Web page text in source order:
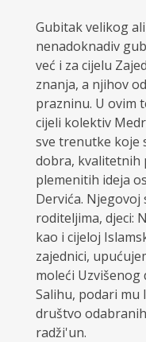
Gubitak velikog
nenadoknadiv
već i za cijelu
znanja, a njihov
prazninu. U ovim
cijeli kolektiv
sve trenutke koje
dobra, kvalitetnih
plemenitih ideja
Dervića.
roditeljima, djeci:
kao i cijeloj
zajednici,
moleći Uzvišenog
Salihu, podari mu
društvo
radži'un.